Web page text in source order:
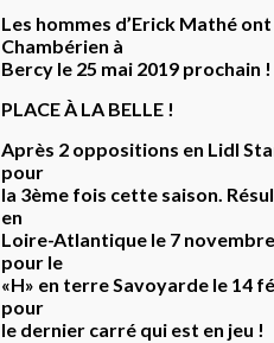
Les hommes d’Erick Mathé
Chambérien à
Bercy le 25 mai 2019 prochain !
PLACE À LA BELLE !
Après 2 oppositions en Lidl
pour
la 3ème fois cette saison.
en
Loire-Atlantique le 7
pour le
«H» en terre Savoyarde le 14
pour
le dernier carré qui est en jeu !